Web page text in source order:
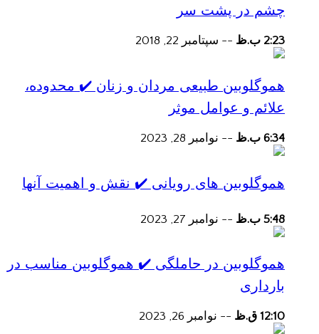
چشم در پشت سر
2:23 ب.ظ -- سپتامبر 22, 2018
هموگلوبین طبیعی مردان و زنان ✔️ محدوده،
علائم و عوامل موثر
6:34 ب.ظ -- نوامبر 28, 2023
هموگلوبین های رویانی ✔️ نقش و اهمیت آنها
5:48 ب.ظ -- نوامبر 27, 2023
هموگلوبین در حاملگی ✔️ هموگلوبین مناسب در
بارداری
12:10 ق.ظ -- نوامبر 26, 2023